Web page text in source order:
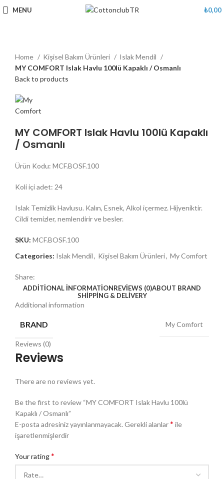
MENU ₺0,00
Home Kişisel Bakım Ürünleri
Islak Mendil
MY COMFORT Islak Havlu 100lü Kapaklı / Osmanlı
Back to products
MY COMFORT Islak Havlu 100lü Kapaklı
/ Osmanlı
Ürün Kodu: MCF.BOSF.100
Koli içi adet: 24
Islak Temizlik Havlusu. Kalın, Esnek, Alkol içermez. Hijyeniktir.
Cildi temizler, nemlendirir ve besler.
SKU: MCF.BOSF.100
Categories: Islak Mendil, Kişisel Bakım Ürünleri, My Comfort
Share:
ADDITIONAL INFORMATIONREVIEWS (0)ABOUT BRAND
SHIPPING & DELIVERY
Additional information
BRAND My Comfort
Reviews (0)
Reviews
There are no reviews yet.
Be the first to review “MY COMFORT Islak Havlu 100lü
Kapaklı / Osmanlı”
E-posta adresiniz yayınlanmayacak. Gerekli alanlar* ile
işaretlenmişlerdir
Your rating*